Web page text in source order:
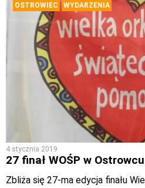
OSTROWIEC WYDARZENIA
4 stycznia 2019
27 finał WOŚP w Ostrowcu
Zbliża się 27-ma edycja finału